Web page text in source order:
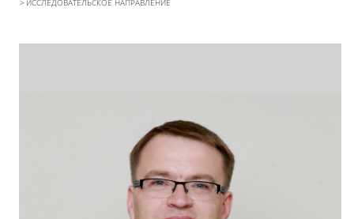
ИССЛЕДОВАТЕЛЬСКОЕ НАПРАВЛЕНИЕ